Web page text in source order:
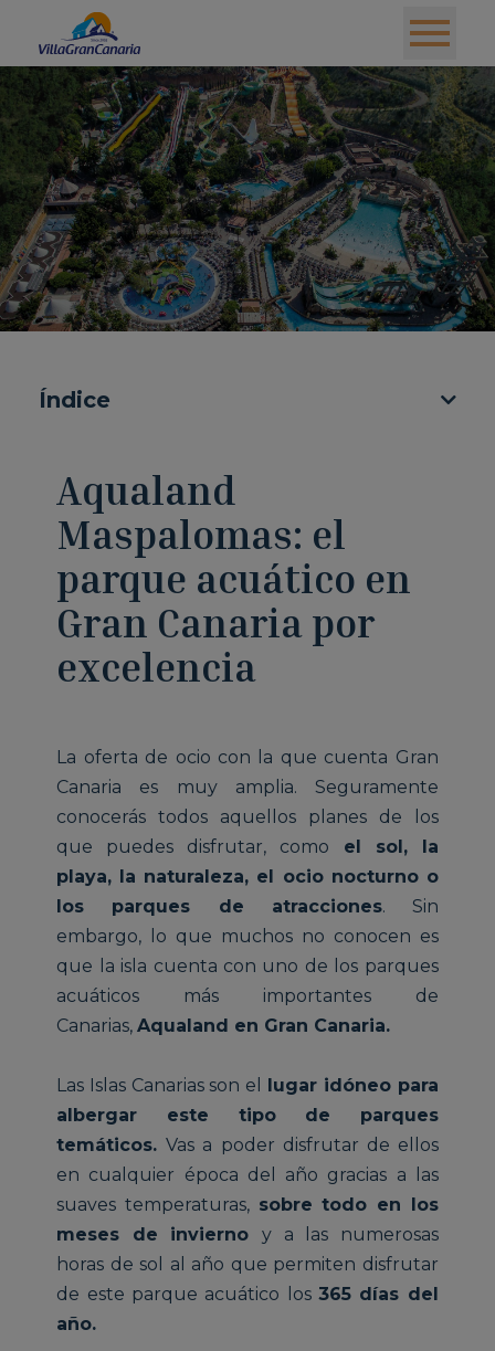
Índice
Aqualand
Maspalomas: el
parque acuático en
Gran Canaria por
excelencia
La oferta de ocio con la que cuenta Gran
Canaria es muy amplia. Seguramente
conocerás todos aquellos planes de los
que puedes disfrutar, como el sol, la
playa, la naturaleza, el ocio nocturno o
los parques de atracciones. Sin
embargo, lo que muchos no conocen es
que la isla cuenta con uno de los parques
acuáticos más importantes de
Canarias,Aqualand en Gran Canaria.
Las Islas Canarias son el
lugar idóneo para
albergar este tipo de parques
temáticos.Vas a poder disfrutar de ellos
en cualquier época del año gracias a las
suaves temperaturas, sobre todo en los
meses de invierno y a las numerosas
horas de sol al año que permiten disfrutar
de este parque acuático los365 días del
año.